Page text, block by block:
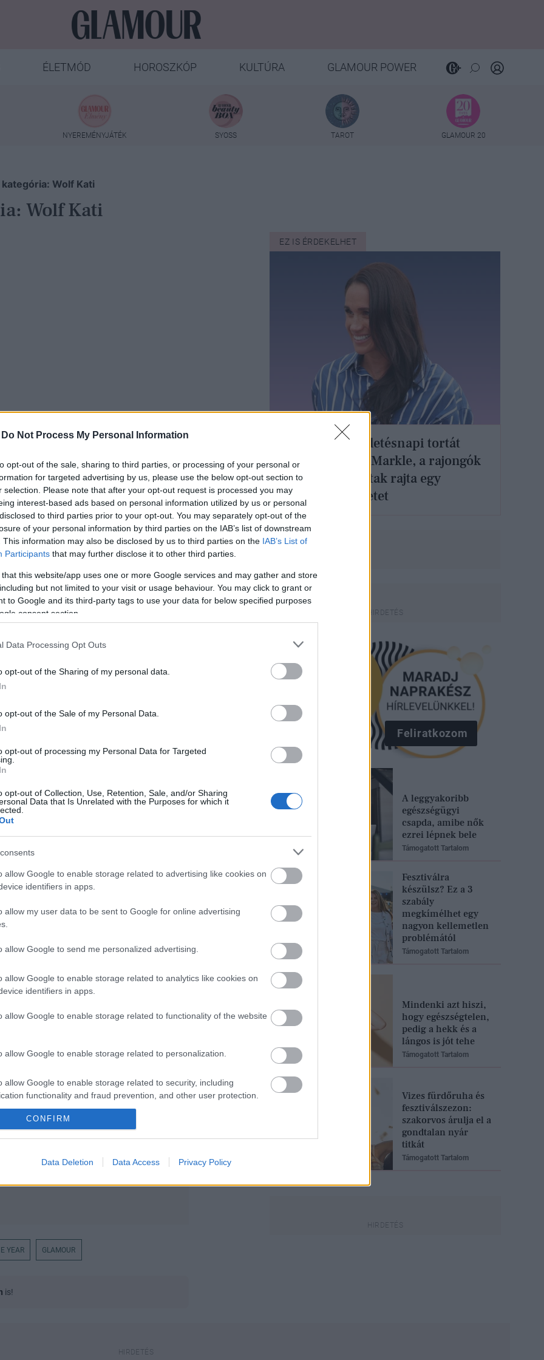
Do Not Process My Personal Information
opt-out of the sale, sharing to third parties, or processing of your personal or
for targeted advertising by us, please use the below opt-out section to
selection. Please note that after your opt-out request is processed you may
interest-based ads based on personal information utilized by us or personal
to third parties prior to your opt-out. You may separately opt-out of the
of your personal information by third parties on the IAB’s list of downstream
This information may also be disclosed by us to third parties on the IAB’s List of
Participants that may further disclose it to other third parties.
that this website/app uses one or more Google services and may gather and store
but not limited to your visit or usage behaviour. You may click to grant or
to Google and its third-party tags to use your data for below specified purposes
consent section.
Data Processing Opt Outs
opt-out of the Sharing of my personal data.
opt-out of the Sale of my Personal Data.
opt-out of processing my Personal Data for Targeted
opt-out of Collection, Use, Retention, Sale, and/or Sharing
Data that Is Unrelated with the Purposes for which it
allow Google to enable storage related to advertising like cookies on
identifiers in apps.
allow my user data to be sent to Google for online advertising
allow Google to send me personalized advertising.
allow Google to enable storage related to analytics like cookies on
identifiers in apps.
allow Google to enable storage related to functionality of the website
allow Google to enable storage related to personalization.
allow Google to enable storage related to security, including
functionality and fraud prevention, and other user protection.
CONFIRM
Data Deletion Data Access Privacy Policy
ÉLETMÓD HOROSZKÓP KULTÚRA GLAMOUR POWER
NYEREMÉNYJÁTÉK SYOSS TAROT GLAMOUR 20
Wolf Kati
Wolf Kati
EZ IS ÉRDEKELHET
Különleges születésnapi tortát
kapott Meghan Markle, a rajongók
azonnal kiszúrtak rajta egy
aprócska részletet
amikor felénekelte kedvenc
szakon végezte a főiskolát
Wolf-áramlat, igazán ismertté az X-
bejutott a döntőben és hatodik
Dalfesztiválon a Szerelem,
ahol egy ország drukkolt az
helyen végzett. Számos díjjal
előadó cím birtokosa (Viva Comet).
Vár a holnap címmel. Az
megtaláld a glamour.hu
YEAR GLAMOUR
is!
Feliratkozom
A leggyakoribb
egészségügyi
csapda, amibe nők
ezrei lépnek bele
Támogatott Tartalom
Fesztiválra
készülsz? Ez a 3
szabály
megkímélhet egy
nagyon kellemetlen
problémától
Támogatott Tartalom
Mindenki azt hiszi,
hogy egészségtelen,
pedig a hekk és a
lángos is jót tehe
Támogatott Tartalom
Vizes fürdőruha és
fesztiválszezon:
szakorvos árulja el a
gondtalan nyár
titkát
Támogatott Tartalom